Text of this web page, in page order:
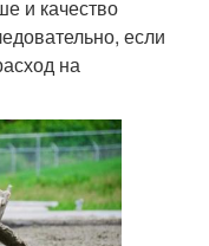
и качество
если
на